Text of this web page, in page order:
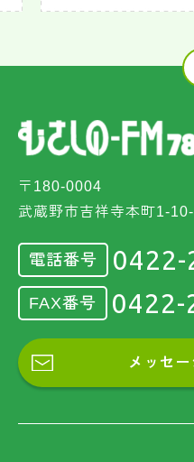
〒180-0004
武蔵野市吉祥寺本町1-
電話番号 0422-
FAX番号 0422-
メッセ